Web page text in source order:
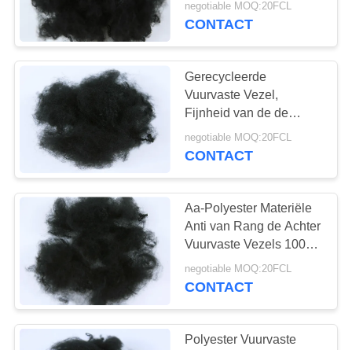
ONGEVEER
ONS
FABRIEKSREIS
KWALITEITSCONTROLE
CONTACTEER
ONS
NIEUWS
GEVALLEN
negotiable MOQ:20FCL
CONTACT
Gerecycleerde
Vuurvaste Vezel,
Fijnheid van de de
Polyestervezel 6D van
PSF de Zwarte
negotiable MOQ:20FCL
CONTACT
Aa-Polyester Materiële
Anti van Rang de Achter
Vuurvaste Vezels 100%
- Vervorming
negotiable MOQ:20FCL
CONTACT
Polyester Vuurvaste